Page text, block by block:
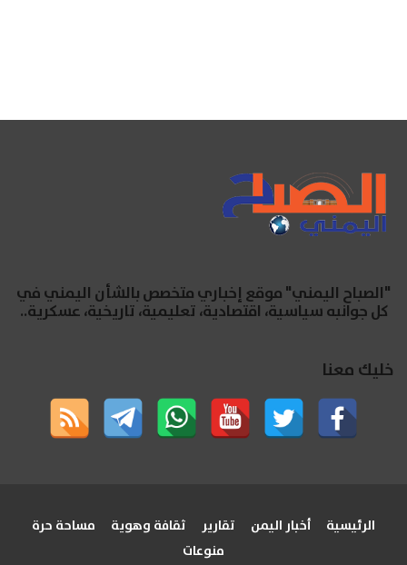
"الصباح اليمني" موقع إخباري متخصص بالشأن اليمني في
كل جوانبه سياسية، اقتصادية، تعليمية، تاريخية، عسكرية..
خليك معنا
الرئيسية أخبار اليمن تقارير ثقافة وهوية
مساحة حرة
منوعات